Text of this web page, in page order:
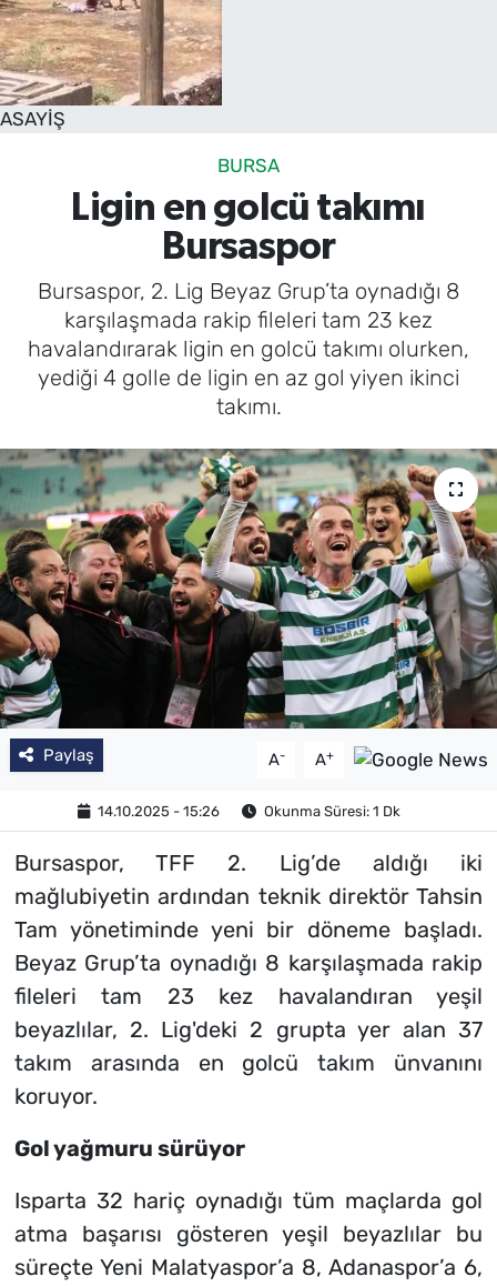
ASAYİŞ
BURSA
Ligin en golcü takımı
Bursaspor
Bursaspor, 2. Lig Beyaz Grup’ta oynadığı 8
karşılaşmada rakip fileleri tam 23 kez
havalandırarak ligin en golcü takımı olurken,
yediği 4 golle de ligin en az gol yiyen ikinci
takımı.
Paylaş A- A+
14.10.2025 - 15:26 Okunma Süresi: 1 Dk
Bursaspor, TFF 2. Lig’de aldığı iki
mağlubiyetin ardından teknik direktör Tahsin
Tam yönetiminde yeni bir döneme başladı.
Beyaz Grup’ta oynadığı 8 karşılaşmada rakip
fileleri tam 23 kez havalandıran yeşil
beyazlılar, 2. Lig'deki 2 grupta yer alan 37
takım arasında en golcü takım ünvanını
koruyor.
Gol yağmuru sürüyor
Isparta 32 hariç oynadığı tüm maçlarda gol
atma başarısı gösteren yeşil beyazlılar bu
süreçte Yeni Malatyaspor’a 8, Adanaspor’a 6,
SAĞLIK
TV REHBERİ